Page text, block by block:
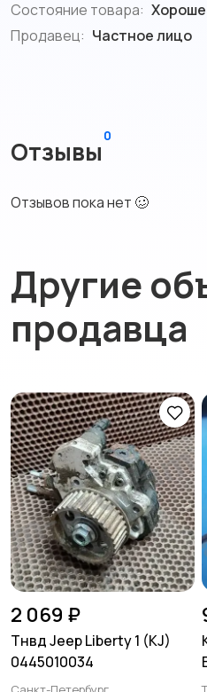
Состояние товара:
Продавец: Частное лицо
Отзывы
0
Отзывов пока нет 🥴
Другие
продавца
2 069 ₽
Тнвд Jeep Liberty 1 (KJ)
0445010034